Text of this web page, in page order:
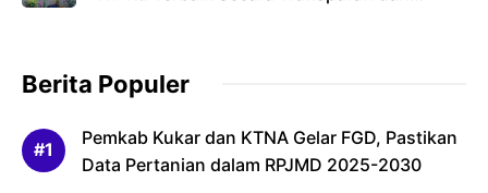
Berita Populer
Pemkab Kukar dan KTNA Gelar FGD, Pastikan
Data Pertanian dalam RPJMD 2025-2030